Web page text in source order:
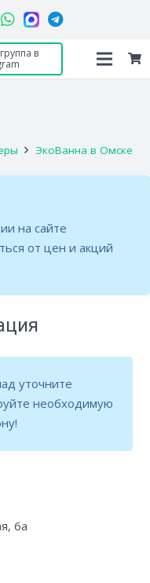
в
ЭкоВанна в Омске
на сайте
от цен и акций
уточните
необходимую
6а